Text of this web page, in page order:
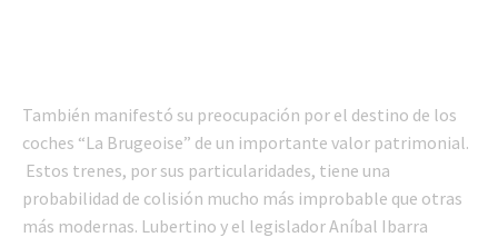
También manifestó su preocupación por el destino de los
coches “La Brugeoise” de un importante valor patrimonial.
Estos trenes, por sus particularidades, tiene una
probabilidad de colisión mucho más improbable que otras
más modernas. Lubertino y el legislador Aníbal Ibarra